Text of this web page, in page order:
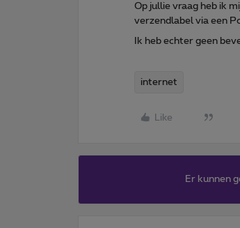
Op jullie vraag heb ik
verzendlabel via een
Ik heb echter geen
internet
Like
Er kunnen